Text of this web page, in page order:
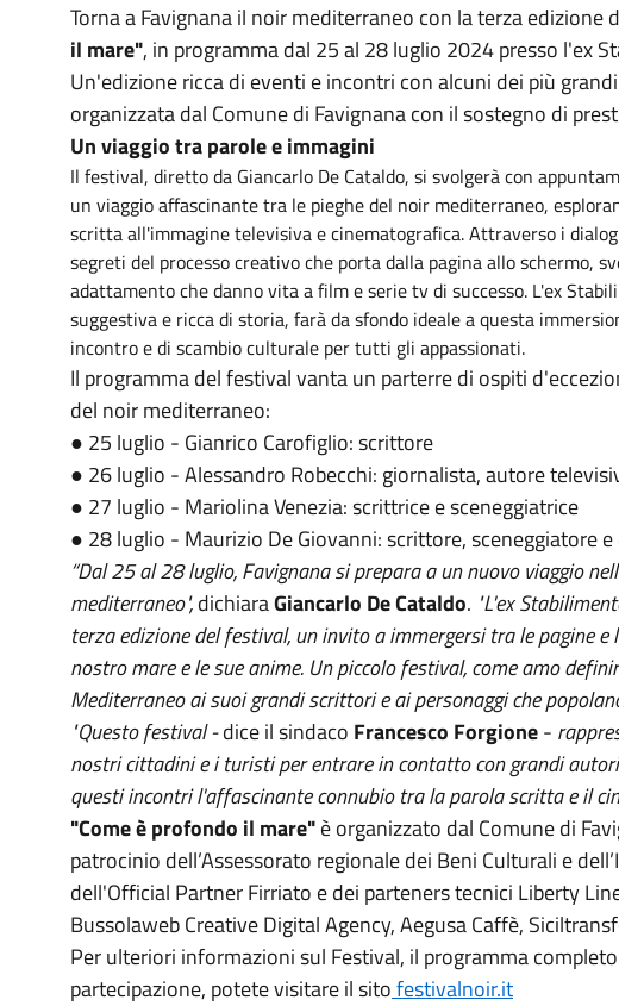
Torna a Favignana il noir mediterraneo con la terza edizione
il mare", in programma dal 25 al 28 luglio 2024 presso l'ex
Un'edizione ricca di eventi e incontri con alcuni dei più
organizzata dal Comune di Favignana con il sostegno di
Un viaggio tra parole e immagini
Il festival, diretto da Giancarlo De Cataldo, si svolgerà con
un viaggio affascinante tra le pieghe del noir mediterraneo,
scritta all'immagine televisiva e cinematografica. Attraverso i
segreti del processo creativo che porta dalla pagina allo schermo,
adattamento che danno vita a film e serie tv di successo. L'ex
suggestiva e ricca di storia, farà da sfondo ideale a questa
incontro e di scambio culturale per tutti gli appassionati.
Il programma del festival vanta un parterre di ospiti
del noir mediterraneo:
● 25 luglio - Gianrico Carofiglio: scrittore
● 26 luglio - Alessandro Robecchi: giornalista, autore
● 27 luglio - Mariolina Venezia: scrittrice e sceneggiatrice
● 28 luglio - Maurizio De Giovanni: scrittore, sceneggiatore
“Dal 25 al 28 luglio, Favignana si prepara a un nuovo viaggio
mediterraneo",dichiaraGiancarlo De Cataldo. "L'ex
terza edizione del festival, un invito a immergersi tra le pagine
nostro mare e le sue anime. Un piccolo festival, come amo
Mediterraneo ai suoi grandi scrittori e ai personaggi che
"Questo festival -dice il sindaco Francesco Forgione-
nostri cittadini e i turisti per entrare in contatto con grandi
questi incontri l'affascinante connubio tra la parola scritta e il
"Come è profondo il mare"è organizzato dal Comune di
patrocinio dell’Assessorato regionale dei Beni Culturali e
dell'Official Partner Firriato e dei parteners tecnici Liberty
Bussolaweb Creative Digital Agency, Aegusa Caffè,
Per ulteriori informazioni sul Festival, il programma
partecipazione, potete visitare il sitofestivalnoir.it